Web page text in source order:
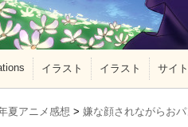
イラスト イラスト サイ
夏アニメ感想 > 嫌な顔されながらお